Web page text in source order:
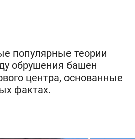
популярные теории
обрушения башен
центра, основанные
фактах.